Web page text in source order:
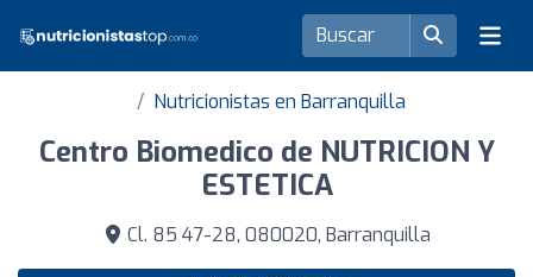
Nutricionistas en Barranquilla
Centro Biomedico de NUTRICION Y
ESTETICA
Cl. 85 47-28, 080020, Barranquilla